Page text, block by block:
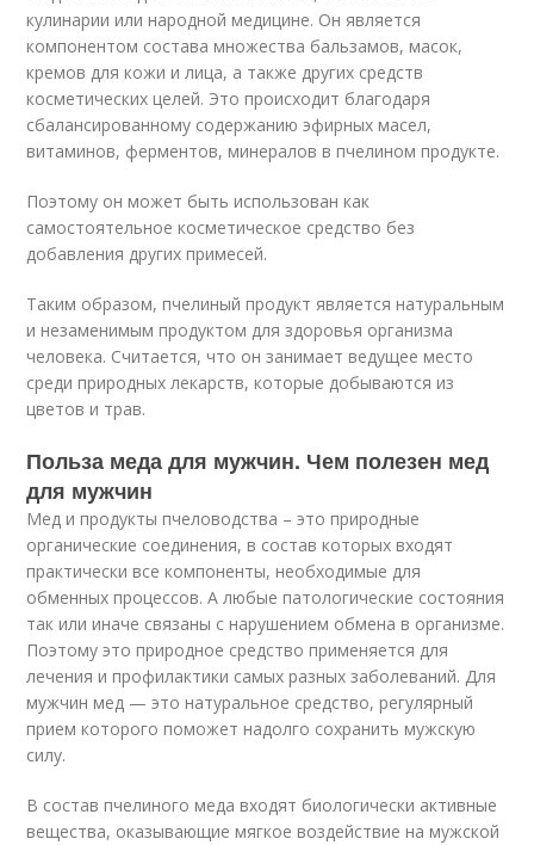
кулинарии или народной медицине. Он является
компонентом состава множества бальзамов, масок,
кремов для кожи и лица, а также других средств
косметических целей. Это происходит благодаря
сбалансированному содержанию эфирных масел,
витаминов, ферментов, минералов в пчелином продукте.
Поэтому он может быть использован как
самостоятельное косметическое средство без
добавления других примесей.
Таким образом, пчелиный продукт является натуральным
и незаменимым продуктом для здоровья организма
человека. Считается, что он занимает ведущее место
среди природных лекарств, которые добываются из
цветов и трав.
Польза меда для мужчин. Чем полезен мед
для мужчин
Мед и продукты пчеловодства – это природные
органические соединения, в состав которых входят
практически все компоненты, необходимые для
обменных процессов. А любые патологические состояния
так или иначе связаны с нарушением обмена в организме.
Поэтому это природное средство применяется для
лечения и профилактики самых разных заболеваний. Для
мужчин мед — это натуральное средство, регулярный
прием которого поможет надолго сохранить мужскую
силу.
В состав пчелиного меда входят биологически активные
вещества, оказывающие мягкое воздействие на мужской